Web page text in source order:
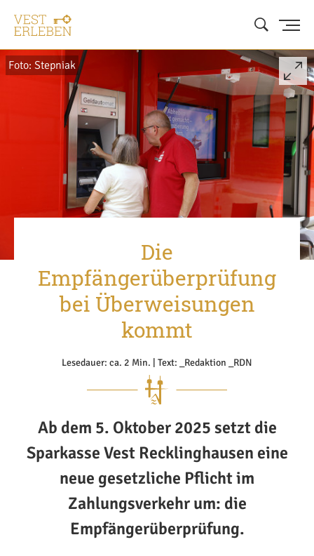
Foto: Stepniak
Die
Empfängerüberprüfung
bei Überweisungen
kommt
Lesedauer: ca. 2 Min. | Text: _Redaktion _RDN
Ab dem 5. Oktober 2025 setzt die
Sparkasse Vest Recklinghausen eine
neue gesetzliche Pflicht im
Zahlungsverkehr um: die
Empfängerüberprüfung.